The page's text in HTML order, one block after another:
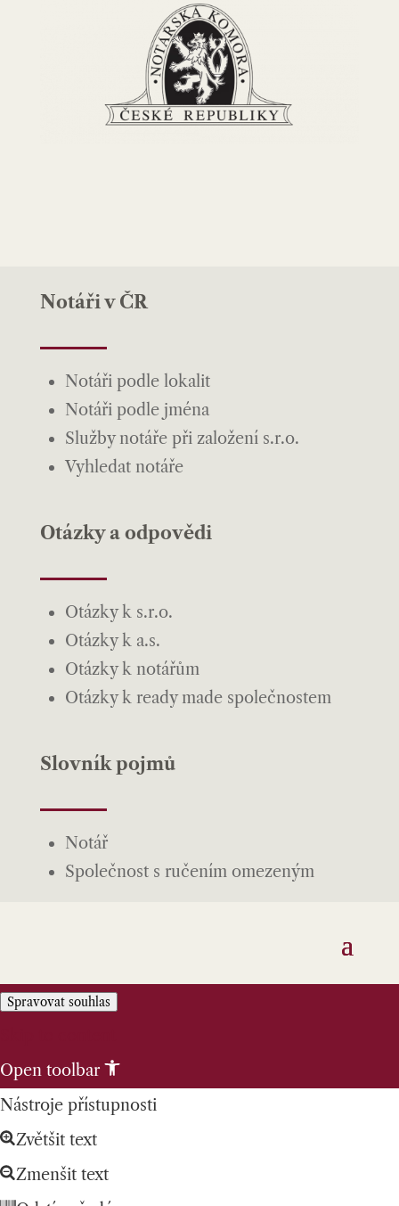
Notáři v ČR
Notáři podle lokalit
Notáři podle jména
Služby notáře při založení s.r.o.
Vyhledat notáře
Otázky a odpovědi
Otázky k s.r.o.
Otázky k a.s.
Otázky k notářům
Otázky k ready made společnostem
Slovník pojmů
Notář
Společnost s ručením omezeným
Spravovat souhlas
Open toolbar
Nástroje přístupnosti
Zvětšit text
Zmenšit text